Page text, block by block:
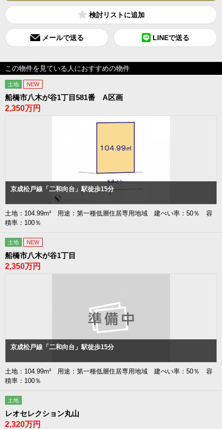
検討リスト
メールで送る LINEで送る
この物件を見ている人におすすめの物件
土地 NEW
船橋市八木が谷1丁目581番 A区画
2,350万円
京成松戸線「二和向台」駅徒歩15分
土地：104.99m² 用途：第一種低層住居専用地域 建ぺい率：50％ 容
積率：100％
土地 NEW
船橋市八木が谷1丁目
2,350万円
京成松戸線「二和向台」駅徒歩15分
土地：104.99m² 用途：第一種低層住居専用地域 建ぺい率：50％ 容
積率：100％
土地
レオセレクション丸山
2,320万円